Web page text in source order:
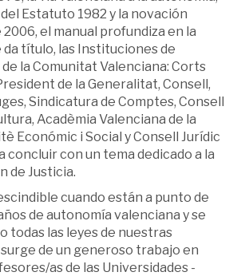
Estatuto 1982 y la novación
el manual profundiza en la
da título, las Instituciones de
la Comunitat Valenciana: Corts
de la Generalitat, Consell,
Sindicatura de Comptes, Consell
Acadèmia Valenciana de la
Económic i Social y Consell Jurídic
concluir con un tema dedicado a la
de Justicia.
cuando están a punto de
de autonomía valenciana y se
todas las leyes de nuestras
de un generoso trabajo en
as de las Universidades -